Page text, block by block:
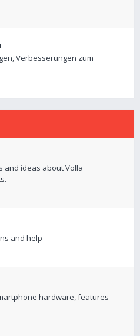
Verbesserungen zum
and ideas about Volla
and help
hardware, features